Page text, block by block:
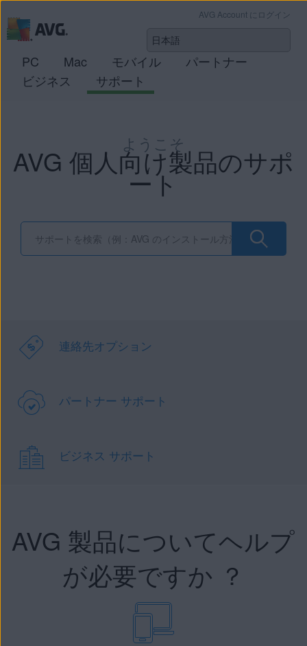
AVG Account にログイン
PC Mac モバイル
パートナー
ビジネス
サポート
ようこそ
AVG 個人向け製品のサポ
ート
連絡先オプション
パートナー サポート
ビジネス サポート
AVG 製品についてヘルプ
が必要ですか ？